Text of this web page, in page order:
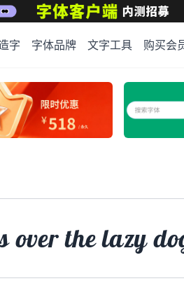
字 字体品牌 文字工具 购买会
over the lazy